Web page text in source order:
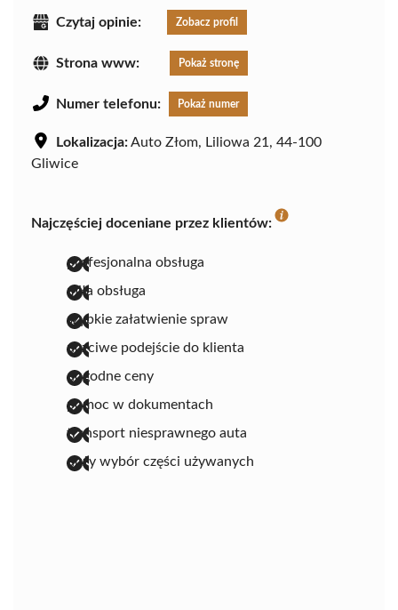
Czytaj opinie: Zobacz profil
Strona www: Pokaż stronę
Numer telefonu: Pokaż numer
Lokalizacja:Auto Złom, Liliowa 21, 44-100
Gliwice
Najczęściej doceniane przez klientów:
profesjonalna obsługa
miła obsługa
szybkie załatwienie spraw
uczciwe podejście do klienta
dogodne ceny
pomoc w dokumentach
transport niesprawnego auta
duży wybór części używanych